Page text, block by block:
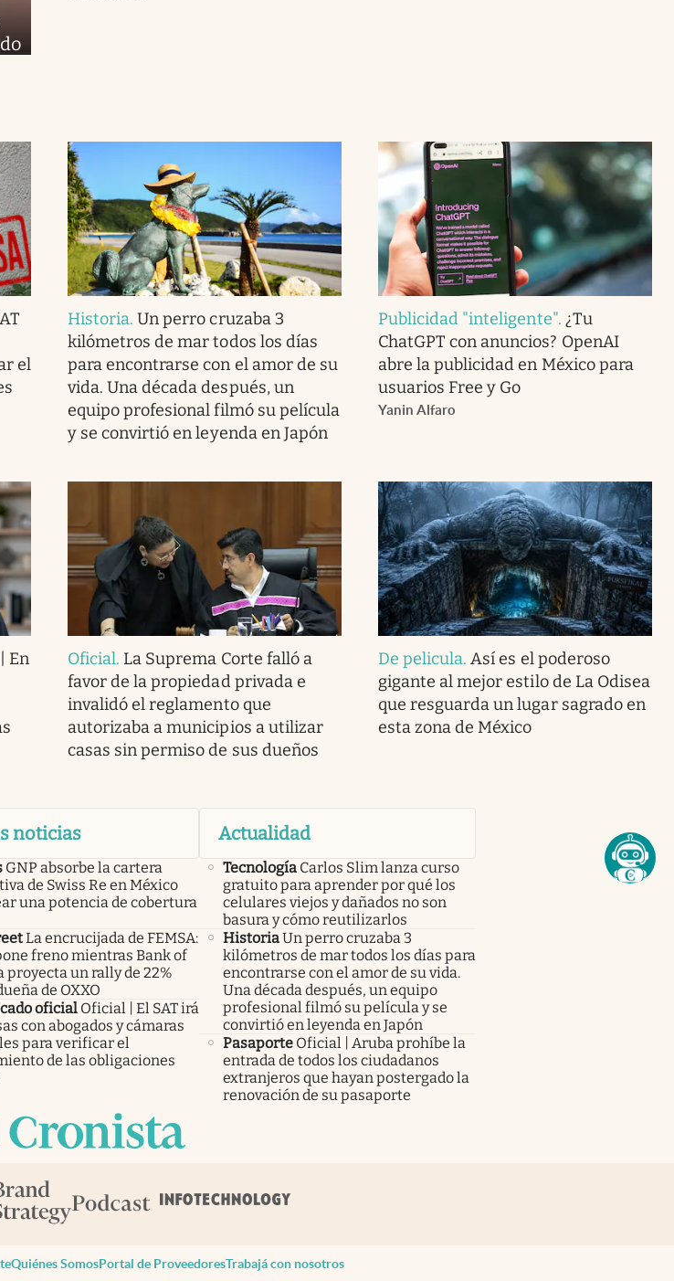
el
Historia.Un perro cruzaba 3
kilómetros de mar todos los días
para encontrarse con el amor de su
vida. Una década después, un
equipo profesional filmó su película
y se convirtió en leyenda en Japón
Publicidad "inteligente". ¿Tu
ChatGPT con anuncios? OpenAI
abre la publicidad en México para
usuarios Free y Go
Yanin Alfaro
En
Oficial. La Suprema Corte falló a
favor de la propiedad privada e
invalidó el reglamento que
autorizaba a municipios a utilizar
casas sin permiso de sus dueños
De pelicula.Así es el poderoso
gigante al mejor estilo de La Odisea
que resguarda un lugar sagrado en
esta zona de México
noticias
GNP absorbe la cartera
de Swiss Re en México
una potencia de cobertura
La encrucijada de FEMSA:
freno mientras Bank of
proyecta un rally de 22%
de OXXO
oficial Oficial | El SAT irá
con abogados y cámaras
para verificar el
de las obligaciones
Actualidad
Tecnología Carlos Slim lanza curso
gratuito para aprender por qué los
celulares viejos y dañados no son
basura y cómo reutilizarlos
HistoriaUn perro cruzaba 3
kilómetros de mar todos los días para
encontrarse con el amor de su vida.
Una década después, un equipo
profesional filmó su película y se
convirtió en leyenda en Japón
Pasaporte Oficial | Aruba prohíbe la
entrada de todos los ciudadanos
extranjeros que hayan postergado la
renovación de su pasaporte
Quiénes SomosPortal de ProveedoresTrabajá con nosotros